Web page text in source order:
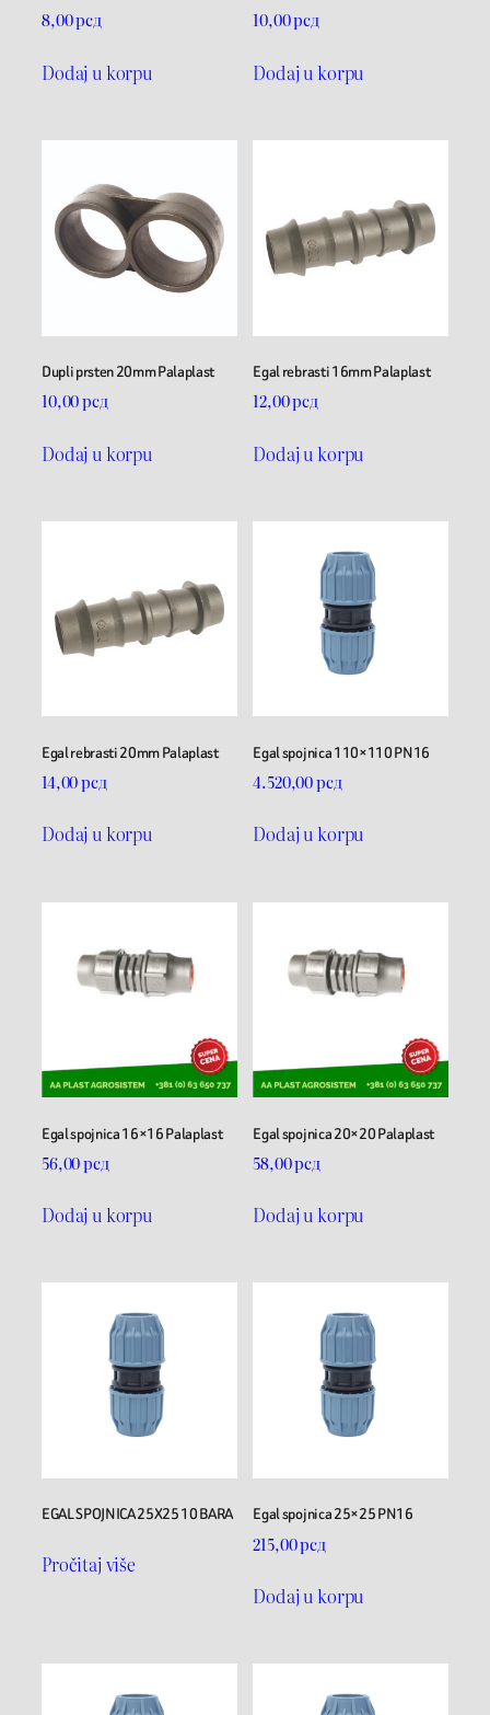
8,00рсд
Dodaj u korpu
10,00рсд
Dodaj u korpu
Dupli prsten 20mm Palaplast
10,00рсд
Dodaj u korpu
Egal rebrasti 16mm Palaplast
12,00рсд
Dodaj u korpu
Egal rebrasti 20mm Palaplast
14,00рсд
Dodaj u korpu
Egal spojnica 110×110 PN16
4.520,00рсд
Dodaj u korpu
Egal spojnica 16×16 Palaplast
56,00рсд
Dodaj u korpu
Egal spojnica 20×20 Palaplast
58,00рсд
Dodaj u korpu
EGAL SPOJNICA 25X25 10 BARA
Pročitaj više
Egal spojnica 25×25 PN16
215,00рсд
Dodaj u korpu